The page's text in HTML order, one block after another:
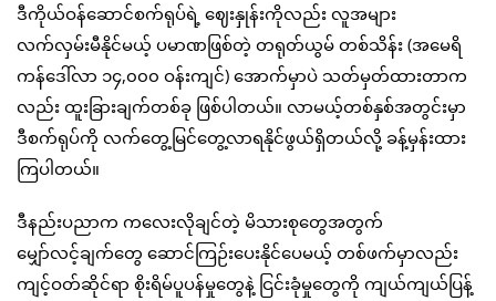
ဒီကိုယ်ဝန်ဆောင်စက်ရုပ်ရဲ့ ဈေးနှုန်းကိုလည်း လူအများ
လက်လှမ်းမီနိုင်မယ့် ပမာဏဖြစ်တဲ့ တရုတ်ယွမ် တစ်သိန်း (အမေရိ
ကန်ဒေါ်လာ ၁၄,၀၀၀ ဝန်းကျင်) အောက်မှာပဲ သတ်မှတ်ထားတာက
လည်း ထူးခြားချက်တစ်ခု ဖြစ်ပါတယ်။ လာမယ့်တစ်နှစ်အတွင်းမှာ
ဒီစက်ရုပ်ကို လက်တွေ့မြင်တွေ့လာရနိုင်ဖွယ်ရှိတယ်လို့ ခန့်မှန်းထား
ကြပါတယ်။
ဒီနည်းပညာက ကလေးလိုချင်တဲ့ မိသားစုတွေအတွက်
မျှော်လင့်ချက်တွေ ဆောင်ကြဉ်းပေးနိုင်ပေမယ့် တစ်ဖက်မှာလည်း
ကျင့်ဝတ်ဆိုင်ရာ စိုးရိမ်ပူပန်မှုတွေနဲ့ ငြင်းခုံမှုတွေကို ကျယ်ကျယ်ပြန့်